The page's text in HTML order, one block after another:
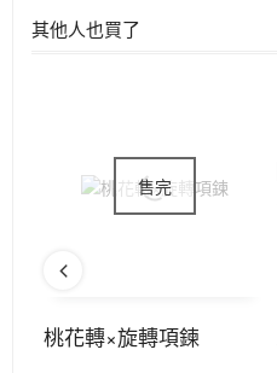
其他人也買了
桃花轉×旋轉項鍊